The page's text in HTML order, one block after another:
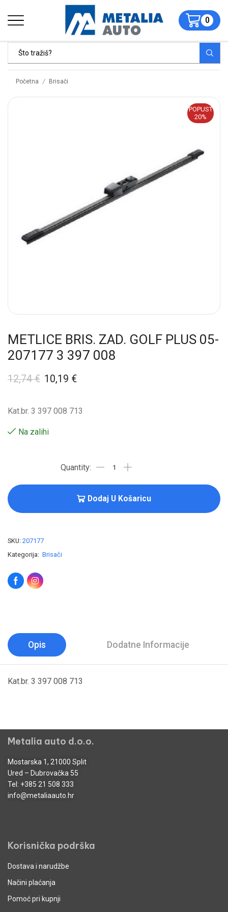
0
Početna / Brisači
POPUST
20%
METLICE BRIS. ZAD. GOLF PLUS 05-
207177 3 397 008
12,74€ 10,19 €
Kat.br. 3 397 008 713
Na zalihi
Dodaj U Košaricu
SKU: 207177
Kategorija: Brisači
Opis Dodatne Informacije
Kat.br. 3 397 008 713
Metalia auto d.o.o.
Mostarska 1, 21000 Split
Ured – Dubrovačka 55
Tel: +385 21 508 333
info@metaliaauto.hr
Korisnička podrška
Dostava i narudžbe
Načini plaćanja
Pomoć pri kupnji